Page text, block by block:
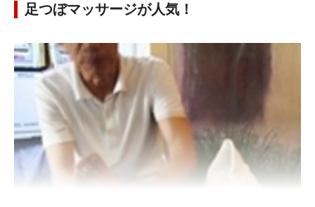
足つぼマッサージが人気！